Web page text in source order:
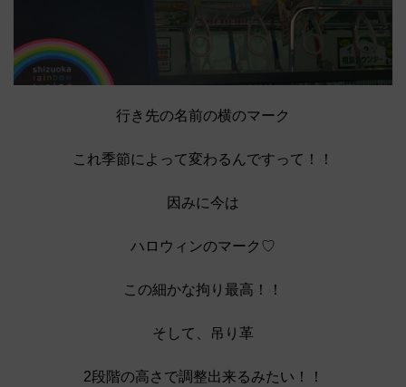
行き先の名前の横のマーク
これ季節によって変わるんですって！！
因みに今は
ハロウィンのマーク♡
この細かな拘り最高！！
そして、吊り革
2段階の高さで調整出来るみたい！！